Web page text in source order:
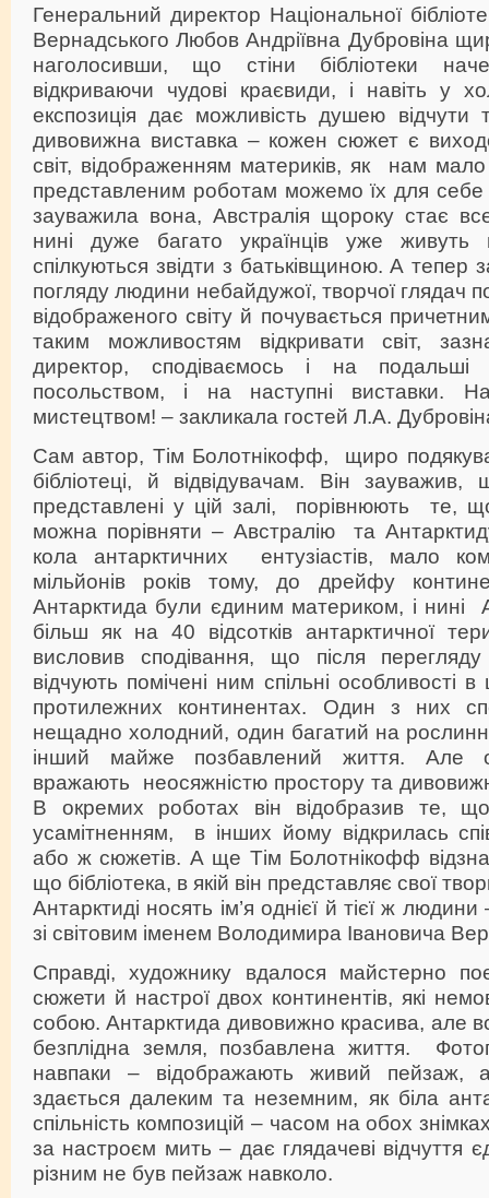
Генеральний директор Національної
Вернадського Любов Андріївна Дубровіна
наголосивши, що стіни бібліотеки
відкриваючи чудові краєвиди, і навіть у
експозиція дає можливість душею відчути
дивовижна виставка – кожен сюжет є
світ, відображенням материків, як нам мало
представленим роботам можемо їх для себе
зауважила вона, Австралія щороку стає
нині дуже багато українців уже
спілкуються звідти з батьківщиною. А тепер
погляду людини небайдужої, творчої глядач
відображеного світу й почувається
таким можливостям відкривати світ,
директор, сподіваємось і на подальші
посольством, і на наступні виставки.
мистецтвом! – закликала гостей Л.А.
Сам автор, Тім Болотнікофф, щиро
бібліотеці, й відвідувачам. Він
представлені у цій залі, порівнюють те,
можна порівняти – Австралію та
кола антарктичних ентузіастів, мало
мільйонів років тому, до дрейфу
Антарктида були єдиним материком, і нині
більш як на 40 відсотків антарктичної
висловив сподівання, що після
відчують помічені ним спільні
протилежних континентах. Один з них
нещадно холодний, один багатий на
інший майже позбавлений життя. Але
вражають неосяжністю простору та
В окремих роботах він відобразив те,
усамітненням, в інших йому відкрилась
або ж сюжетів. А ще Тім Болотнікофф
що бібліотека, в якій він представляє свої
Антарктиді носять ім’я однієї й тієї ж
зі світовим іменем Володимира Івановича
Справді, художнику вдалося майстерно
сюжети й настрої двох континентів, які
собою. Антарктида дивовижно красива, але
безплідна земля, позбавлена життя.
навпаки – відображають живий пейзаж,
здається далеким та неземним, як біла
спільність композицій – часом на обох
за настроєм мить – дає глядачеві відчуття
різним не був пейзаж навколо.